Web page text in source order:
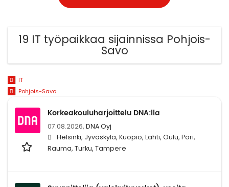
19 IT työpaikkaa sijainnissa Pohjois-
Savo
IT
Pohjois-Savo
Korkeakouluharjoittelu DNA:lla
07.08.2026, DNA Oyj
Helsinki, Jyväskylä, Kuopio, Lahti, Oulu, Pori,
Rauma, Turku, Tampere